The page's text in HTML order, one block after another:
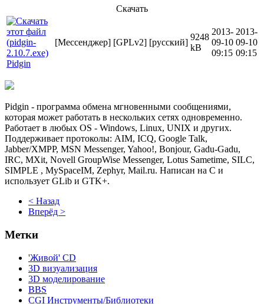
Скачать
Pidgin
[Мессенджер] [GPLv2] [русский]
9248
kB
2013-
09-10
09:15
2013-
09-10
09:15
Pidgin - программа обмена мгновенными сообщениями,
которая может работать в нескольких сетях одновременно.
Работает в любых OS - Windows, Linux, UNIX и других.
Поддерживает протоколы: AIM, ICQ, Google Talk,
Jabber/XMPP, MSN Messenger, Yahoo!, Bonjour, Gadu-Gadu,
IRC, MXit, Novell GroupWise Messenger, Lotus Sametime, SILC,
SIMPLE , MySpaceIM, Zephyr, Mail.ru. Написан на C и
использует GLib и GTK+.
< Назад
Вперёд >
Метки
'Живой' CD
3D визуализация
3D моделирование
BBS
CGI Инструменты/Библиотеки